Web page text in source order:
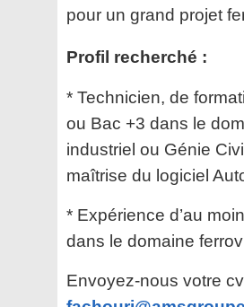
pour un grand projet
Profil recherché :
* Technicien, de
ou Bac +3 dans le
industriel ou Génie
maîtrise du logiciel
* Expérience d’au
dans le domaine
Envoyez-nous votre